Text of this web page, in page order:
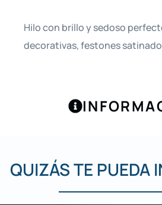
Hilo con brillo y sedoso
decorativas, festones
QUIZÁS TE PUEDA